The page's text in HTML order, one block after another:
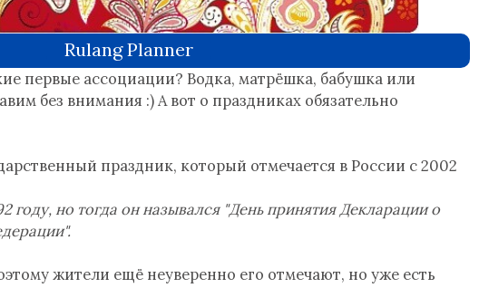
Rulang Planner
первые ассоциации? Водка, матрёшка, бабушка или
без внимания :) А вот о праздниках обязательно
праздник, который отмечается в России с 2002
году, но тогда он назывался "День принятия Декларации о
жители ещё неуверенно его отмечают, но уже есть